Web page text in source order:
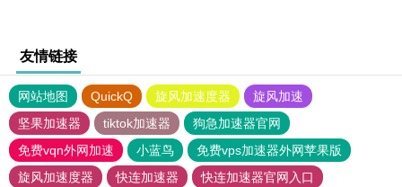
友情链接
网站地图 QuickQ 旋风加速度器
旋风加速
坚果加速器
tiktok加速器
狗急加速器官网
免费vqn外网加速
小蓝鸟
免费vps加速器外网苹果版
旋风加速度器
快连加速器
快连加速器官网入口